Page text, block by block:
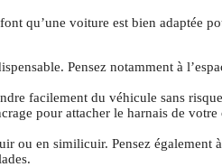
qu’une voiture est bien adaptée
Pensez notamment à
facilement du véhicule sans
pour attacher le harnais de
ou en similicuir. Pensez également